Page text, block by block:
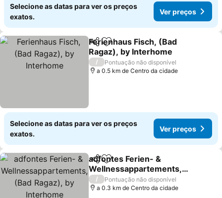
Selecione as datas para ver os preços
exatos.
Ver preços
PartilharAdicionar aos favoritos
Ferienhaus Fisch, (Bad
Ragaz), by Interhome
Ver preços
/
Pontuação não disponível
a 0.5 km de Centro da cidade
Selecione as datas para ver os preços
exatos.
Ver preços
PartilharAdicionar aos favoritos
adfontes Ferien- &
Wellnessappartements,
(Bad Ragaz), by
Interhome
Ver preços
/
Pontuação não disponível
a 0.3 km de Centro da cidade